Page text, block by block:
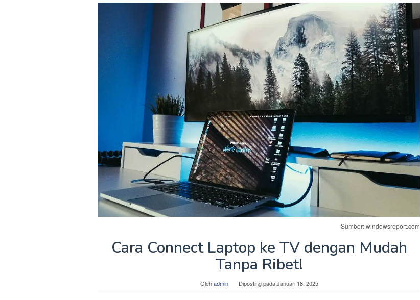
Sumber: windowsreport.com
Cara Connect Laptop ke TV dengan Mudah
Tanpa Ribet!
Olehadmin Diposting padaJanuari 18, 2025